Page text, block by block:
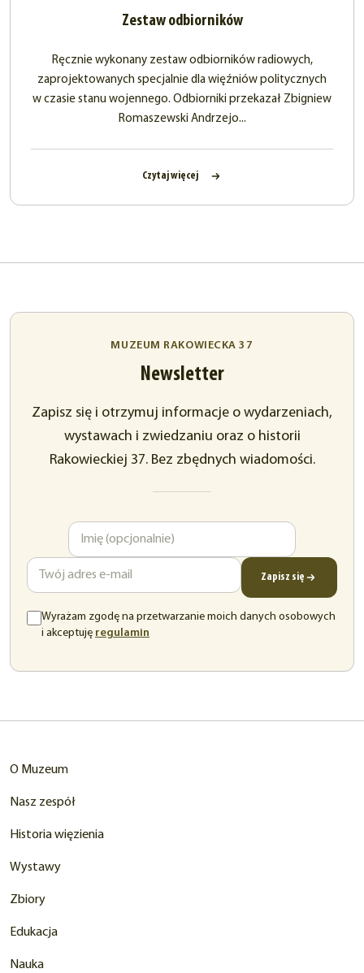
Zestaw odbiorników
Ręcznie wykonany zestaw odbiorników radiowych,
zaprojektowanych specjalnie dla więźniów politycznych
w czasie stanu wojennego. Odbiorniki przekazał Zbigniew
Romaszewski Andrzejo...
Czytaj więcej
MUZEUM RAKOWIECKA 37
Newsletter
Zapisz się i otrzymuj informacje o wydarzeniach,
wystawach i zwiedzaniu oraz o historii
Rakowieckiej 37. Bez zbędnych wiadomości.
Zapisz się
Wyrażam zgodę na przetwarzanie moich danych osobowych
i akceptuję regulamin
O Muzeum
Nasz zespół
Historia więzienia
Wystawy
Zbiory
Edukacja
Nauka